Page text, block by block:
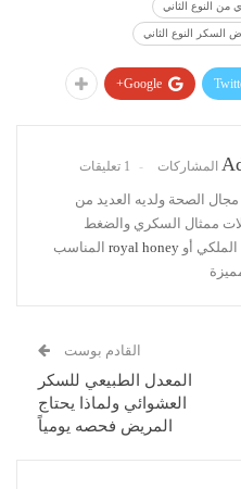
النوع الثاني
السكر النوع الثاني
Google+
1 تعليقات
الصحة ولديه العديد من
ممثال السكري والضغط
أو royal honey المناسب
القادم بوست
المعدل الطبيعي للسكر
العشوائي ولماذا يحتاج
المريض فحصه يومياً